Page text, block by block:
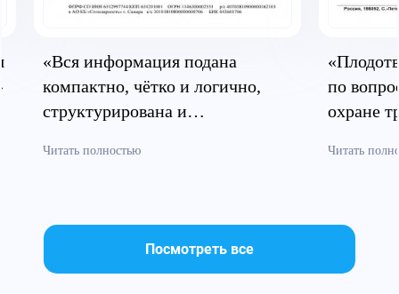
«Вся информация подана
компактно, чётко и логично,
структурирована и
Читать полностью
по
охране
Читать
Посмотреть все